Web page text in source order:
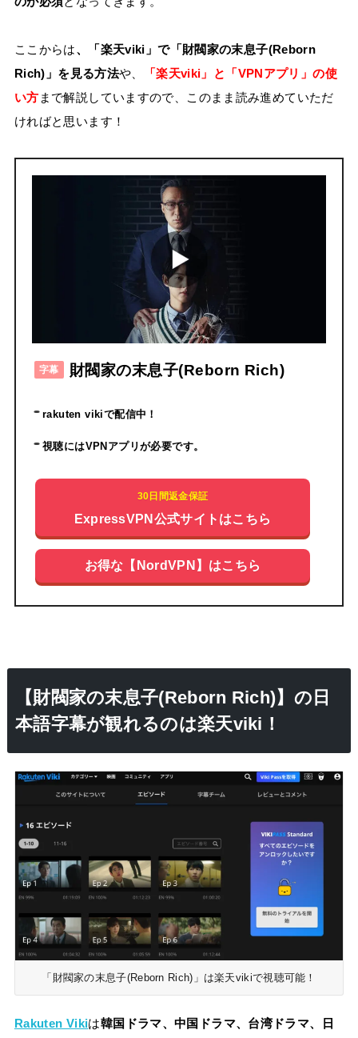
ここからは、「楽天viki」で「財閥家の末息子(Reborn
Rich)」を見る方法や、
「楽天viki」と「VPNアプリ」の使
い方 まで解説していますので、このまま読み進めていただ
ければと思います！
字幕 財閥家の末息子(Reborn Rich)
rakuten vikiで配信中！
視聴にはVPNアプリが必要です。
30日間返金保証
ExpressVPN公式サイトはこちら
お得な【NordVPN】はこちら
【財閥家の末息子(Reborn Rich)】の日
本語字幕が観れるのは楽天viki！
「財閥家の末息子(Reborn Rich)」は楽天vikiで視聴可能！
Rakuten Vikiは韓国ドラマ、中国ドラマ、台湾ドラマ、日